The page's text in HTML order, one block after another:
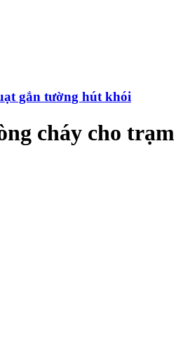
gắn tường hút khói
cháy cho trạm